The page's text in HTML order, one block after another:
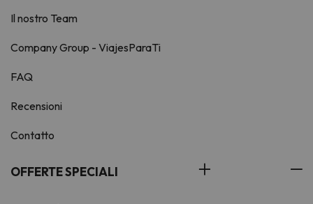
Il nostro Team
Company Group - ViajesParaTi
FAQ
Recensioni
Contatto
OFFERTE SPECIALI